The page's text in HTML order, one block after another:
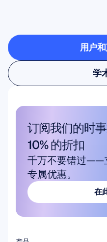
验室时
用户
用户
学
学
订阅我们的时
10% 的折扣
千万不要错过——
专属优惠。
在